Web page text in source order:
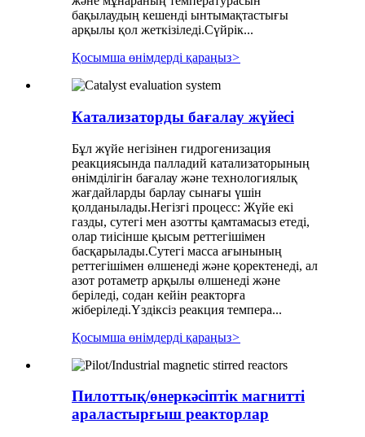
бақылаудың кешенді ынтымақтастығы
арқылы қол жеткізіледі.Сүйрік...
Қосымша өнімдерді қараңыз>
Катализаторды бағалау жүйесі
Бұл жүйе негізінен гидрогенизация
реакциясында палладий катализаторының
өнімділігін бағалау және технологиялық
жағдайларды барлау сынағы үшін
қолданылады.Негізгі процесс: Жүйе екі
газды, сутегі мен азотты қамтамасыз етеді,
олар тиісінше қысым реттегішімен
басқарылады.Сутегі масса ағынының
реттегішімен өлшенеді және қоректенеді, ал
азот ротаметр арқылы өлшенеді және
беріледі, содан кейін реакторға
жіберіледі.Үздіксіз реакция темпера...
Қосымша өнімдерді қараңыз>
Пилоттық/өнеркәсіптік магнитті
араластырғыш реакторлар